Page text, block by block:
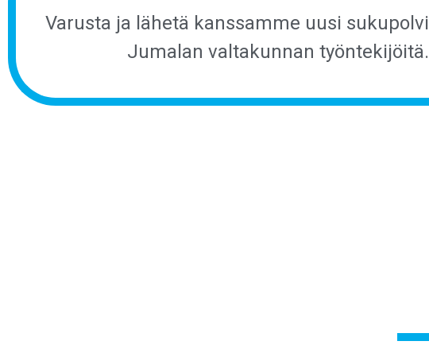
Varusta ja lähetä kanssamme uusi sukupolvi
Jumalan valtakunnan työntekijöitä.